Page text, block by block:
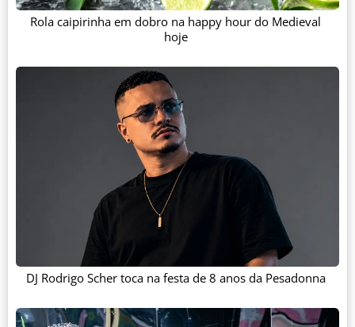
Rola caipirinha em dobro na happy hour do Medieval
hoje
DJ Rodrigo Scher toca na festa de 8 anos da Pesadonna